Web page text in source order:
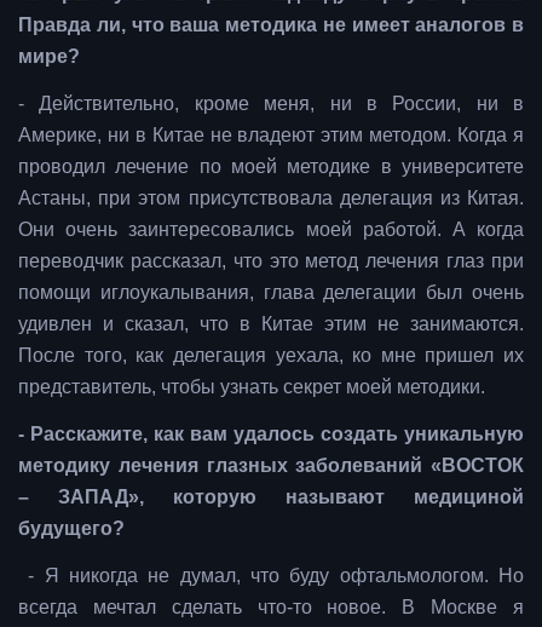
Правда ли, что ваша методика не имеет аналогов в
мире?
- Действительно, кроме меня, ни в России, ни в
Америке, ни в Китае не владеют этим методом. Когда я
проводил лечение по моей методике в университете
Астаны, при этом присутствовала делегация из Китая.
Они очень заинтересовались моей работой. А когда
переводчик рассказал, что это метод лечения глаз при
помощи иглоукалывания, глава делегации был очень
удивлен и сказал, что в Китае этим не занимаются.
После того, как делегация уехала, ко мне пришел их
представитель, чтобы узнать секрет моей методики.
- Расскажите, как вам удалось создать уникальную
методику лечения глазных заболеваний «ВОСТОК
– ЗАПАД», которую называют медициной
будущего?
- Я никогда не думал, что буду офтальмологом. Но
всегда мечтал сделать что-то новое. В Москве я